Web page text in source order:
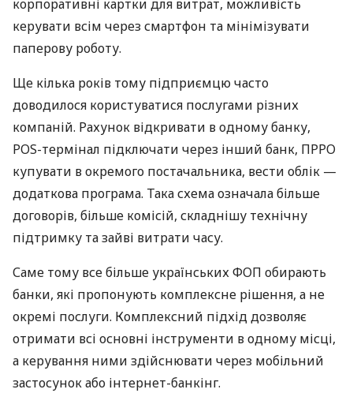
корпоративні картки для витрат, можливість
керувати всім через смартфон та мінімізувати
паперову роботу.
Ще кілька років тому підприємцю часто
доводилося користуватися послугами різних
компаній. Рахунок відкривати в одному банку,
POS-термінал підключати через інший банк, ПРРО
купувати в окремого постачальника, вести облік —
додаткова програма. Така схема означала більше
договорів, більше комісій, складнішу технічну
підтримку та зайві витрати часу.
Саме тому все більше українських ФОП обирають
банки, які пропонують комплексне рішення, а не
окремі послуги. Комплексний підхід дозволяє
отримати всі основні інструменти в одному місці,
а керування ними здійснювати через мобільний
застосунок або інтернет-банкінг.